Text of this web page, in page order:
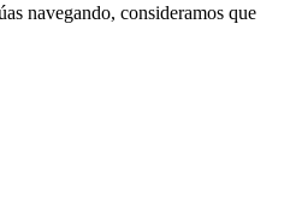
navegando, consideramos que